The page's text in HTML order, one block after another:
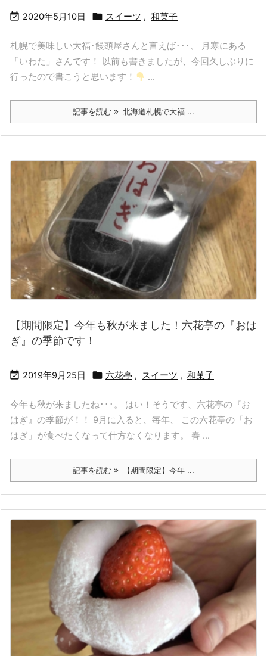
 2020年5月10日  スイーツ , 和菓子
札幌で美味しい大福･饅頭屋さんと言えば･･･、 月寒にある
「いわた」さんです！ 以前も書きましたが、今回久しぶりに
行ったので書こうと思います！
...
記事を読む 北海道札幌で大福 ...
【期間限定】今年も秋が来ました！六花亭の『おは
ぎ』の季節です！
 2019年9月25日  六花亭 , スイーツ , 和菓子
今年も秋が来ましたね･･･。 はい！そうです、六花亭の『お
はぎ』の季節が！！ 9月に入ると、毎年、 この六花亭の「お
はぎ」が食べたくなって仕方なくなります。 春 ...
記事を読む 【期間限定】今年 ...